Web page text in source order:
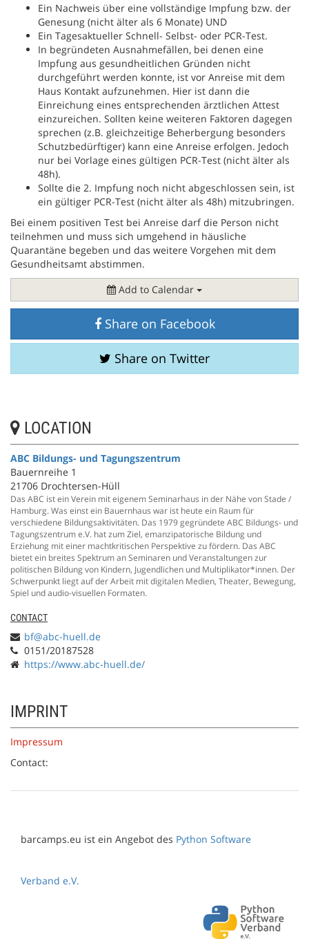
Ein Nachweis über eine vollständige Impfung bzw. der
Genesung (nicht älter als 6 Monate) UND
Ein Tagesaktueller Schnell- Selbst- oder PCR-Test.
In begründeten Ausnahmefällen, bei denen eine
Impfung aus gesundheitlichen Gründen nicht
durchgeführt werden konnte, ist vor Anreise mit dem
Haus Kontakt aufzunehmen. Hier ist dann die
Einreichung eines entsprechenden ärztlichen Attest
einzureichen. Sollten keine weiteren Faktoren dagegen
sprechen (z.B. gleichzeitige Beherbergung besonders
Schutzbedürftiger) kann eine Anreise erfolgen. Jedoch
nur bei Vorlage eines gültigen PCR-Test (nicht älter als
48h).
Sollte die 2. Impfung noch nicht abgeschlossen sein, ist
ein gültiger PCR-Test (nicht älter als 48h) mitzubringen.
Bei einem positiven Test bei Anreise darf die Person nicht
teilnehmen und muss sich umgehend in häusliche
Quarantäne begeben und das weitere Vorgehen mit dem
Gesundheitsamt abstimmen.
Add to Calendar
Share on Facebook
Share on Twitter
LOCATION
ABC Bildungs- und Tagungszentrum
Bauernreihe 1
21706 Drochtersen-Hüll
Das ABC ist ein Verein mit eigenem Seminarhaus in der Nähe von Stade /
Hamburg. Was einst ein Bauernhaus war ist heute ein Raum für
verschiedene Bildungsaktivitäten. Das 1979 gegründete ABC Bildungs- und
Tagungszentrum e.V. hat zum Ziel, emanzipatorische Bildung und
Erziehung mit einer machtkritischen Perspektive zu fördern. Das ABC
bietet ein breites Spektrum an Seminaren und Veranstaltungen zur
politischen Bildung von Kindern, Jugendlichen und Multiplikator*innen. Der
Schwerpunkt liegt auf der Arbeit mit digitalen Medien, Theater, Bewegung,
Spiel und audio-visuellen Formaten.
CONTACT
bf@abc-huell.de
0151/20187528
https://www.abc-huell.de/
IMPRINT
Impressum
Contact:
barcamps.eu ist ein Angebot des Python Software
Verband e.V.